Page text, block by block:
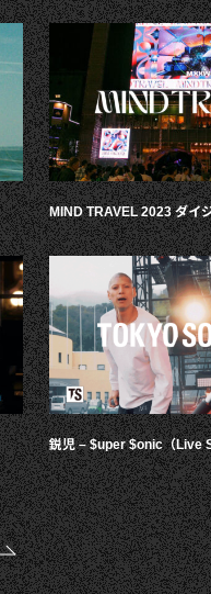
MIND TRAVEL 2023 ダイ
鋭児 – $uper $onic（Live